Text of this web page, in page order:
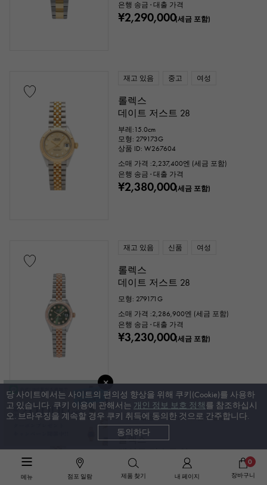
메뉴 점포 일람 제품 찾기 내 페이지
0
장바구니
은행 송금 · 대출 가격
¥2,290,000(세금 포함)
재고 있음 중고 여성
롤렉스
데이트 저스트 28
부레:15.0cm
모형: 279173G
상품 ID: W267604
소매 가격 :2,237,400엔 (세금 포함)
은행 송금 · 대출 가격
¥2,380,000(세금 포함)
재고 있음 신품 여성
롤렉스
데이트 저스트 28
모형: 279171G
소매 가격 :2,286,900엔 (세금 포함)
은행 송금 · 대출 가격
¥3,230,000(세금 포함)
재고 있음 중고 남녀 겸용
롤렉스
데이트 저스트 31
부레:17.5cm
모형: 278341RBR
당 사이트에서는 사이트의 편의성 향상을 위해 쿠키(Cookie)를 사용하
고 있습니다. 쿠키 이용에 관해서는 개인 정보 보호 정책를 참조하십시
오. 브라우징을 계속할 경우 쿠키 취득에 동의한 것으로 간주합니다.
동의하다